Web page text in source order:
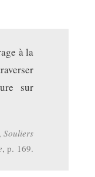
à la
sur
Souliers
, p. 169.